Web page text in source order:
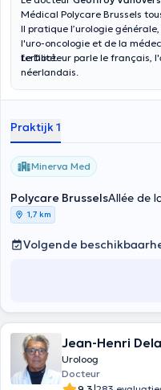
Médical Polycare Brussels
Il pratique l’urologie
l'uro-oncologie et de la
fertilité.
Le Docteur parle le français,
néerlandais.
Praktijk 1
Minerva Med
Polycare BrusselsAllée de
1,7 km
Volgende
Jean-Henri
Uroloog
Docteur